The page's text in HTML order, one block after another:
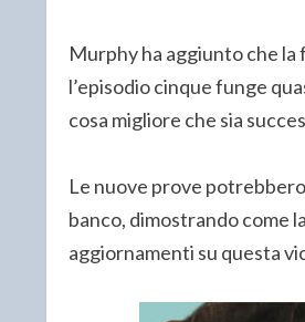
Murphy ha aggiunto che
l’episodio cinque funge
cosa migliore che sia
Le nuove prove
banco, dimostrando come
aggiornamenti su questa